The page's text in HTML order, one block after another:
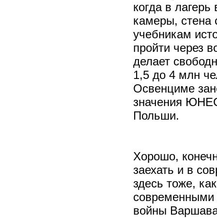
когда в
камеры, стена
учебникам
пройти через
делает
1,5 до 4 млн
Освенциме
значения
Польши.
Хорошо,
заехать и в
здесь тоже,
современными
войны